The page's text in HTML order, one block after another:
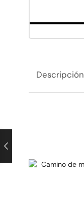
Descripción